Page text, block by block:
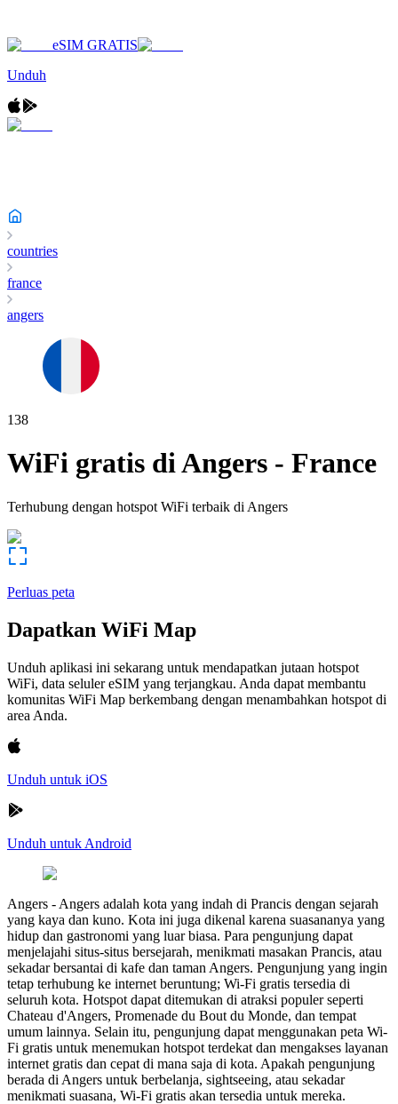
eSIM GRATIS
Unduh
countries
france
angers
138
WiFi gratis diAngers - France
Terhubung dengan hotspot WiFi terbaik di Angers
Perluas peta
Dapatkan WiFi Map
Unduh aplikasi ini sekarang untuk mendapatkan jutaan hotspot
WiFi, data seluler eSIM yang terjangkau. Anda dapat membantu
komunitas WiFi Map berkembang dengan menambahkan hotspot di
area Anda.
Unduh untuk iOS
Unduh untuk Android
Angers - Angers adalah kota yang indah di Prancis dengan sejarah
yang kaya dan kuno. Kota ini juga dikenal karena suasananya yang
hidup dan gastronomi yang luar biasa. Para pengunjung dapat
menjelajahi situs-situs bersejarah, menikmati masakan Prancis, atau
sekadar bersantai di kafe dan taman Angers. Pengunjung yang ingin
tetap terhubung ke internet beruntung; Wi-Fi gratis tersedia di
seluruh kota. Hotspot dapat ditemukan di atraksi populer seperti
Chateau d'Angers, Promenade du Bout du Monde, dan tempat
umum lainnya. Selain itu, pengunjung dapat menggunakan peta Wi-
Fi gratis untuk menemukan hotspot terdekat dan mengakses layanan
internet gratis dan cepat di mana saja di kota. Apakah pengunjung
berada di Angers untuk berbelanja, sightseeing, atau sekadar
menikmati suasana, Wi-Fi gratis akan tersedia untuk mereka.